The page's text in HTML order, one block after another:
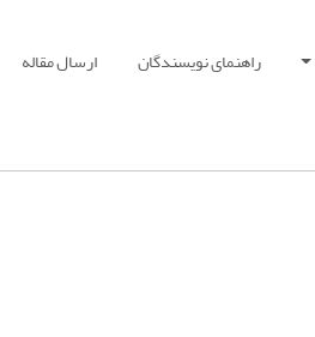
راهنمای نویسندگان ارسال مقاله